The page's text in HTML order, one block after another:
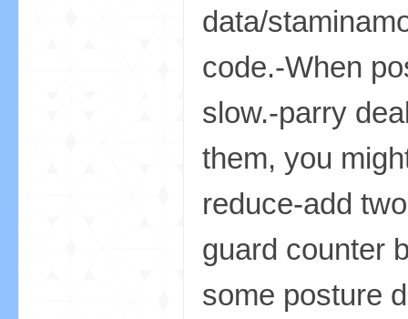
data/
code.-When
slow.-parry
them, you
reduce-add
guard counter
some posture